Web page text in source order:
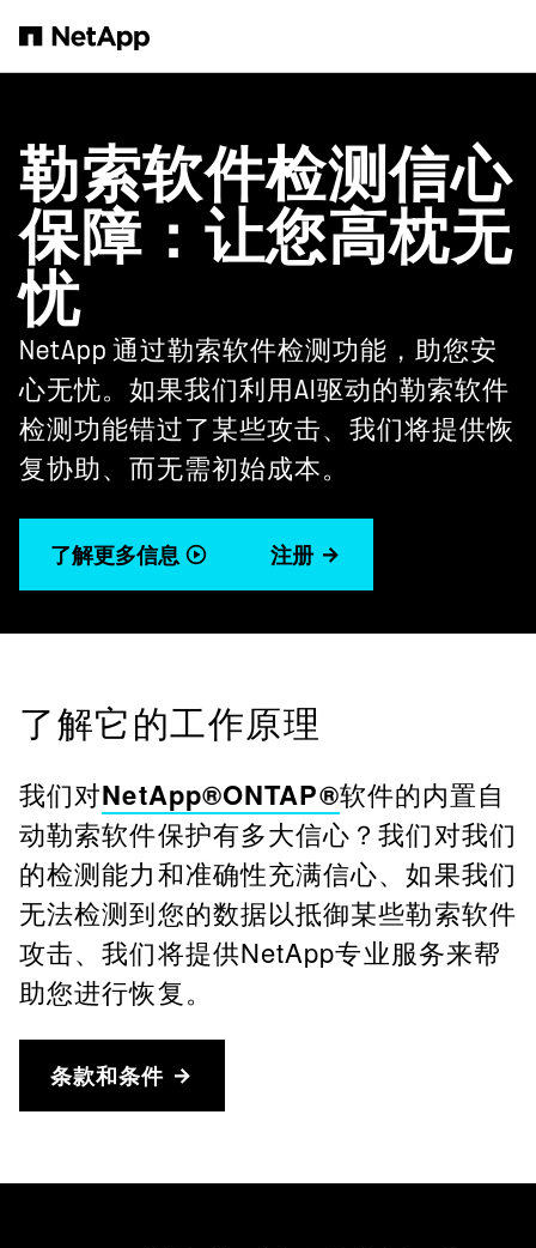
勒索软件检测信心
保障：让您高枕无
忧
NetApp 通过勒索软件检测功能，助您安
心无忧。如果我们利用AI驱动的勒索软件
检测功能错过了某些攻击、我们将提供恢
复协助、而无需初始成本。
了解更多信息 注册
了解它的工作原理
我们对NetApp®ONTAP®软件的内置自
动勒索软件保护有多大信心？我们对我们
的检测能力和准确性充满信心、如果我们
无法检测到您的数据以抵御某些勒索软件
攻击、我们将提供NetApp专业服务来帮
助您进行恢复。
条款和条件